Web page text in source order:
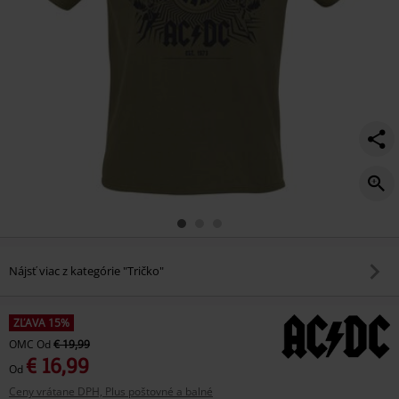
Nájsť viac z kategórie "Tričko"
ZĽAVA 15%
OMC Od € 19,99
Od € 16,99
Ceny vrátane DPH, Plus poštovné a balné